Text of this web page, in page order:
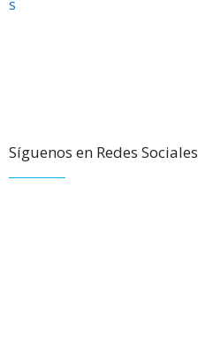
Síguenos en Redes Sociales